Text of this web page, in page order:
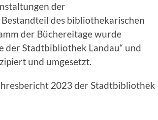
der
des bibliothekarischen
der Büchereitage wurde
der Stadtbibliothek Landau“ und
und umgesetzt.
2023 der Stadtbibliothek